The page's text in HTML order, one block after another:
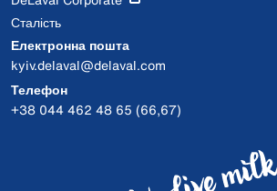
Сталість
Електронна пошта
kyiv.delaval@delaval.com
Телефон
+38 044 462 48 65 (66,67)